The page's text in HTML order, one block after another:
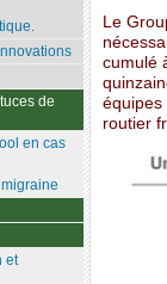
Le
cumulé
équipes
routier
de
en cas
et